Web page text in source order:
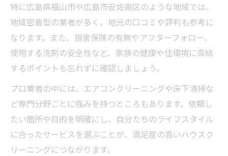
特に広島県福山市や広島市安佐南区のような地域では、
地域密着型の業者が多く、地元の口コミや評判も参考に
なります。また、損害保険の有無やアフターフォロー、
使用する洗剤の安全性など、家族の健康や住環境に直結
するポイントも忘れずに確認しましょう。
プロ業者の中には、エアコンクリーニングや床下清掃な
ど専門分野ごとに強みを持つところもあります。依頼し
たい箇所や目的を明確にし、自分たちのライフスタイル
に合ったサービスを選ぶことが、満足度の高いハウスク
リーニングにつながります。